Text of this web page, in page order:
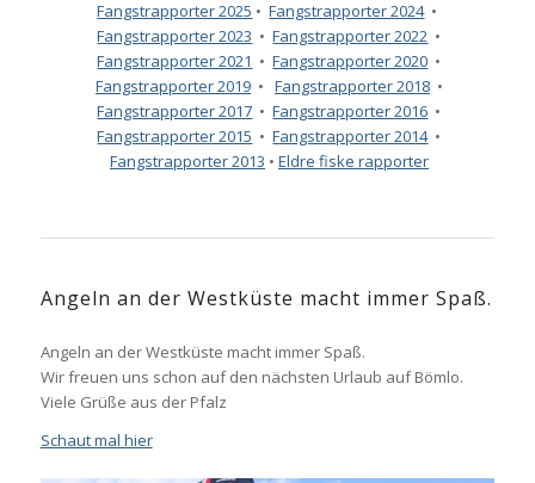
Fangstrapporter 2025 •Fangstrapporter 2024•
Fangstrapporter 2023 •Fangstrapporter 2022 •
Fangstrapporter 2021 •Fangstrapporter 2020 •
Fangstrapporter 2019• Fangstrapporter 2018•
Fangstrapporter 2017 •Fangstrapporter 2016 •
Fangstrapporter 2015 •Fangstrapporter 2014•
Fangstrapporter 2013 • Eldre fiske rapporter
Angeln an der Westküste macht immer Spaß.
Angeln an der Westküste macht immer Spaß.
Wir freuen uns schon auf den nächsten Urlaub auf Bömlo.
Viele Grüße aus der Pfalz
Schaut mal hier